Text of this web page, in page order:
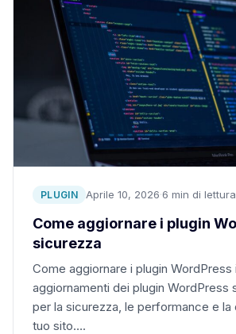
PLUGIN Aprile 10, 2026·6 min di lettura
Come aggiornare i plugin
sicurezza
Come aggiornare i plugin WordPress
aggiornamenti dei plugin WordPress
per la sicurezza, le performance e la
tuo sito….